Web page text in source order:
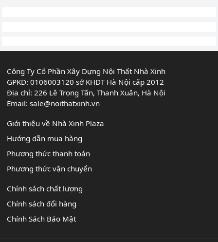
Công Ty Cổ Phần Xây Dựng Nội Thất Nhà Xinh
GPKD: 0106003120 sở KHDT Hà Nội cấp 2012
Địa chỉ: 226 Lê Trọng Tấn, Thanh Xuân, Hà Nội
Email:sale@noithatxinh.vn
Giới thiệu về Nhà Xinh Plaza
Hướng dẫn mua hàng
Phương thức thanh toán
Phương thức vận chuyển
Chính sách chất lượng
Chính sách đổi hàng
Chính Sách Bảo Mật